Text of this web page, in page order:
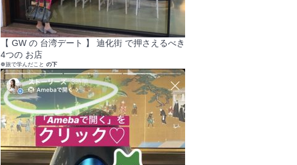
【 GW の 台湾デート 】 迪化街 で押さえるべき
4つの お店
❁旅で学んだこと の下